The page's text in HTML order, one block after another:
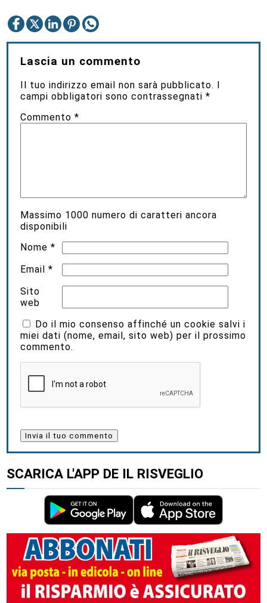
Lascia un commento
Il tuo indirizzo email non sarà pubblicato. I
campi obbligatori sono contrassegnati*
Commento*
Massimo 1000 numero di caratteri ancora
disponibili
Nome*
Email*
Sito
web
Do il mio consenso affinché un cookie salvi i
miei dati (nome, email, sito web) per il prossimo
commento.
SCARICA L'APP DE IL RISVEGLIO